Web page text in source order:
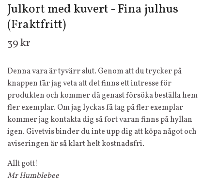
Julkort med kuvert - Fina julhus
(Fraktfritt)
39 kr
Denna vara är tyvärr slut. Genom att du trycker på
knappen får jag veta att det finns ett intresse för
produkten och kommer då genast försöka beställa hem
fler exemplar. Om jag lyckas få tag på fler exemplar
kommer jag kontakta dig så fort varan finns på hyllan
igen. Givetvis binder du inte upp dig att köpa något och
aviseringen är så klart helt kostnadsfri.
Allt gott!
Mr Humblebee